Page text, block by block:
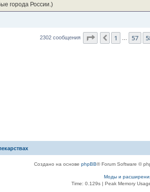
города России.)
2302 сообщения Страница 59из
Пред.
1 57
Создано на основе phpBB® Forum Software ©
Моды и
Time: 0.129s| Peak Memory